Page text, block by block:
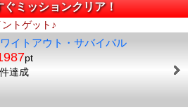
ミッションクリア！
トゲット♪
イトアウト・サバイバル
pt
達成